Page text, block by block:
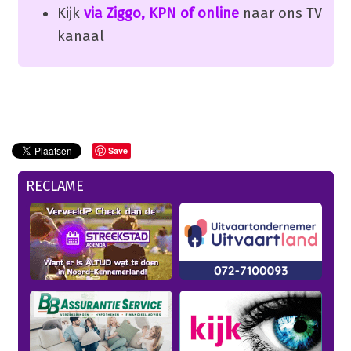
Kijk via Ziggo, KPN of onlinenaar ons TV
kanaal
Save
RECLAME